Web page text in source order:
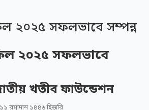
২০২৫ সফলভাবে সম্পন্ন
২০২৫ সফলভাবে
খতীব ফাউন্ডেশন
রমাদান ১৪৪৬ হিজরি